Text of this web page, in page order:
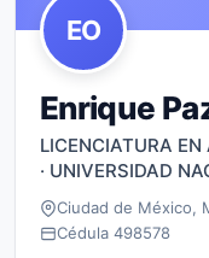
EO
Enrique
LICENCIATURA
· UNIVERSIDAD
Ciudad de México,
Cédula 498578